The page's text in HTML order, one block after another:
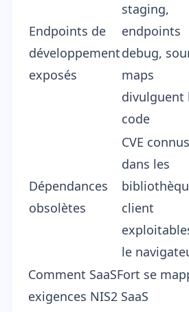
Endpoints de
développement
exposés
staging,
endpoints
debug,
maps
divulguent
code
Dépendances
obsolètes
CVE connus
dans les
client
le
Comment SaaSFort se
exigences NIS2 SaaS